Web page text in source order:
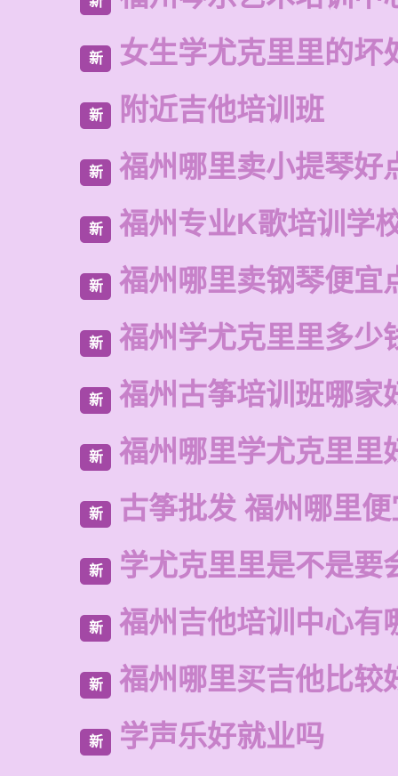
新 女生学尤克里里的坏
新 附近吉他培训班
新 福州哪里卖小提琴好
新 福州专业K歌培训学
新 福州哪里卖钢琴便宜
新 福州学尤克里里多少
新 福州古筝培训班哪家
新 福州哪里学尤克里里
新 古筝批发 福州哪里
新 学尤克里里是不是要
新 福州吉他培训中心有
新 福州哪里买吉他比较
新 学声乐好就业吗